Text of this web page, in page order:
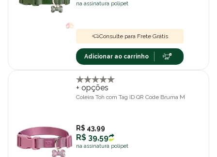
na assinatura polipet
Consulte para Frete Grátis
Adicionar ao carrinho
+ opções
Coleira Toh com Tag ID QR Code Bruma M
R$ 43,99
R$ 39,59
na assinatura polipet